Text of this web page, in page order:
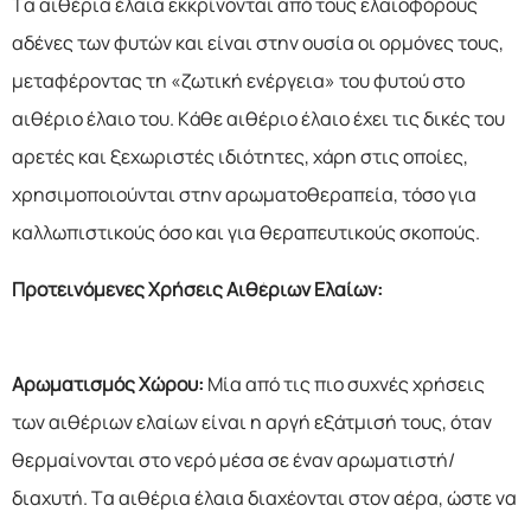
αδένες των φυτών και είναι στην ουσία οι ορμόνες τους,
μεταφέροντας τη «ζωτική ενέργεια» του φυτού στο
αιθέριο έλαιο του. Κάθε αιθέριο έλαιο έχει τις δικές του
αρετές και ξεχωριστές ιδιότητες, χάρη στις οποίες,
χρησιμοποιούνται στην αρωματοθεραπεία, τόσο για
καλλωπιστικούς όσο και για θεραπευτικούς σκοπούς.
Προτεινόμενες Χρήσεις Αιθέριων Ελαίων:
Αρωματισμός Χώρου: Μία από τις πιο συχνές χρήσεις
των αιθέριων ελαίων είναι η αργή εξάτμισή τους, όταν
θερμαίνονται στο νερό μέσα σε έναν αρωματιστή/
διαχυτή. Τα αιθέρια έλαια διαχέονται στον αέρα, ώστε να